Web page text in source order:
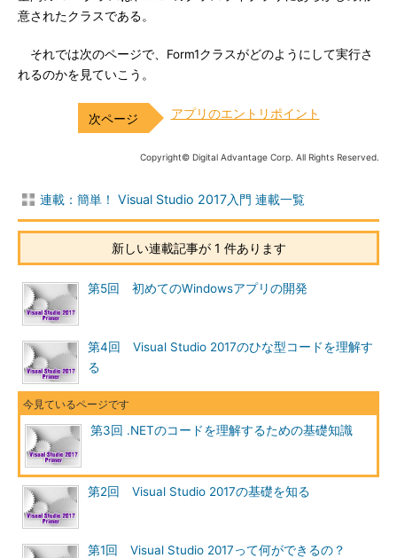
意されたクラスである。
それでは次のページで、Form1クラスがどのようにして実行さ
れるのかを見ていこう。
アプリのエントリポイント
Copyright© Digital Advantage Corp. All Rights Reserved.
連載：簡単！ Visual Studio 2017入門 連載一覧
新しい連載記事が 1 件あります
第5回 初めてのWindowsアプリの開発
第4回 Visual Studio 2017のひな型コードを理解す
る
第3回 .NETのコードを理解するための基礎知識
第2回 Visual Studio 2017の基礎を知る
第1回 Visual Studio 2017って何ができるの？